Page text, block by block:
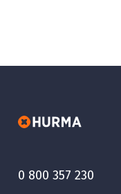
0 800 357 230